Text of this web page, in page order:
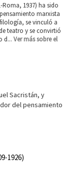
Roma, 1937) ha sido
marxista
se vinculó a
teatro y se convirtió
d... Ver más sobre el
Sacristán, y
del pensamiento
1926)